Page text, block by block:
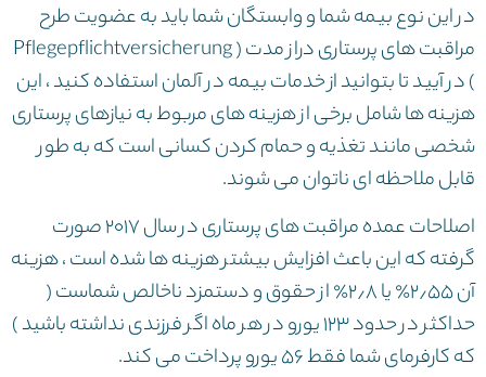
در این نوع بیمه شما و وابستگان شما باید به عضویت طرح
مراقبت های پرستاری دراز مدت ( Pflegepflichtversicherung
) در آیید تا بتوانید از خدمات بیمه در آلمان استفاده کنید ، این
هزینه ها شامل برخی از هزینه های مربوط به نیازهای پرستاری
شخصی مانند تغذیه و حمام کردن کسانی است که به طور
قابل ملاحظه ای ناتوان می شوند.
اصلاحات عمده مراقبت های پرستاری در سال ۲۰۱۷ صورت
گرفته که این باعث افزایش بیشتر هزینه ها شده است ، هزینه
آن ۲٫۵۵٪ یا ۲٫۸٪ از حقوق و دستمزد ناخالص شماست (
حداکثر در حدود ۱۲۳ یورو در هر ماه اگر فرزندی نداشته باشید )
که کارفرمای شما فقط ۵۶ یورو پرداخت می کند.